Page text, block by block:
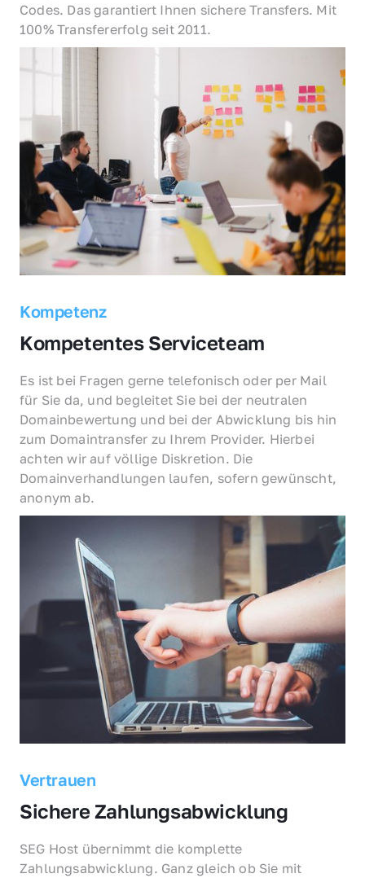
Codes. Das garantiert Ihnen sichere Transfers. Mit
100% Transfererfolg seit 2011.
Kompetenz
Kompetentes Serviceteam
Es ist bei Fragen gerne telefonisch oder per Mail
für Sie da, und begleitet Sie bei der neutralen
Domainbewertung und bei der Abwicklung bis hin
zum Domaintransfer zu Ihrem Provider. Hierbei
achten wir auf völlige Diskretion. Die
Domainverhandlungen laufen, sofern gewünscht,
anonym ab.
Vertrauen
Sichere Zahlungsabwicklung
SEG Host übernimmt die komplette
Zahlungsabwicklung. Ganz gleich ob Sie mit